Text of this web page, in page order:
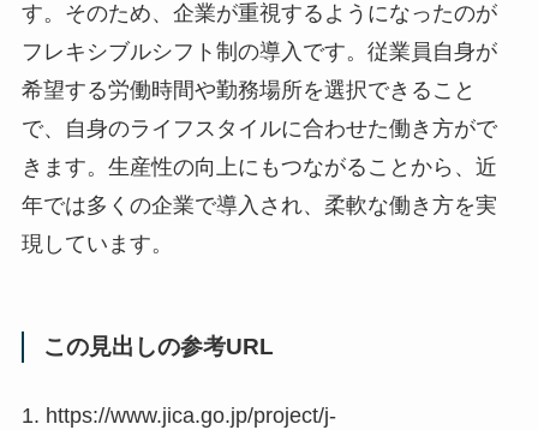
す。そのため、企業が重視するようになったのが
フレキシブルシフト制の導入です。従業員自身が
希望する労働時間や勤務場所を選択できること
で、自身のライフスタイルに合わせた働き方がで
きます。生産性の向上にもつながることから、近
年では多くの企業で導入され、柔軟な働き方を実
現しています。
この見出しの参考URL
1. https://www.jica.go.jp/project/j-